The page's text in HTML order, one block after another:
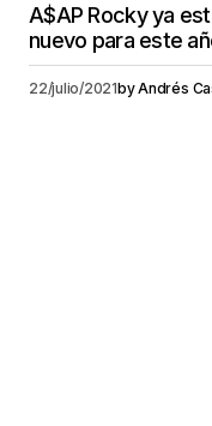
A$AP Rocky ya
nuevo para este
22/julio/2021byAndrés